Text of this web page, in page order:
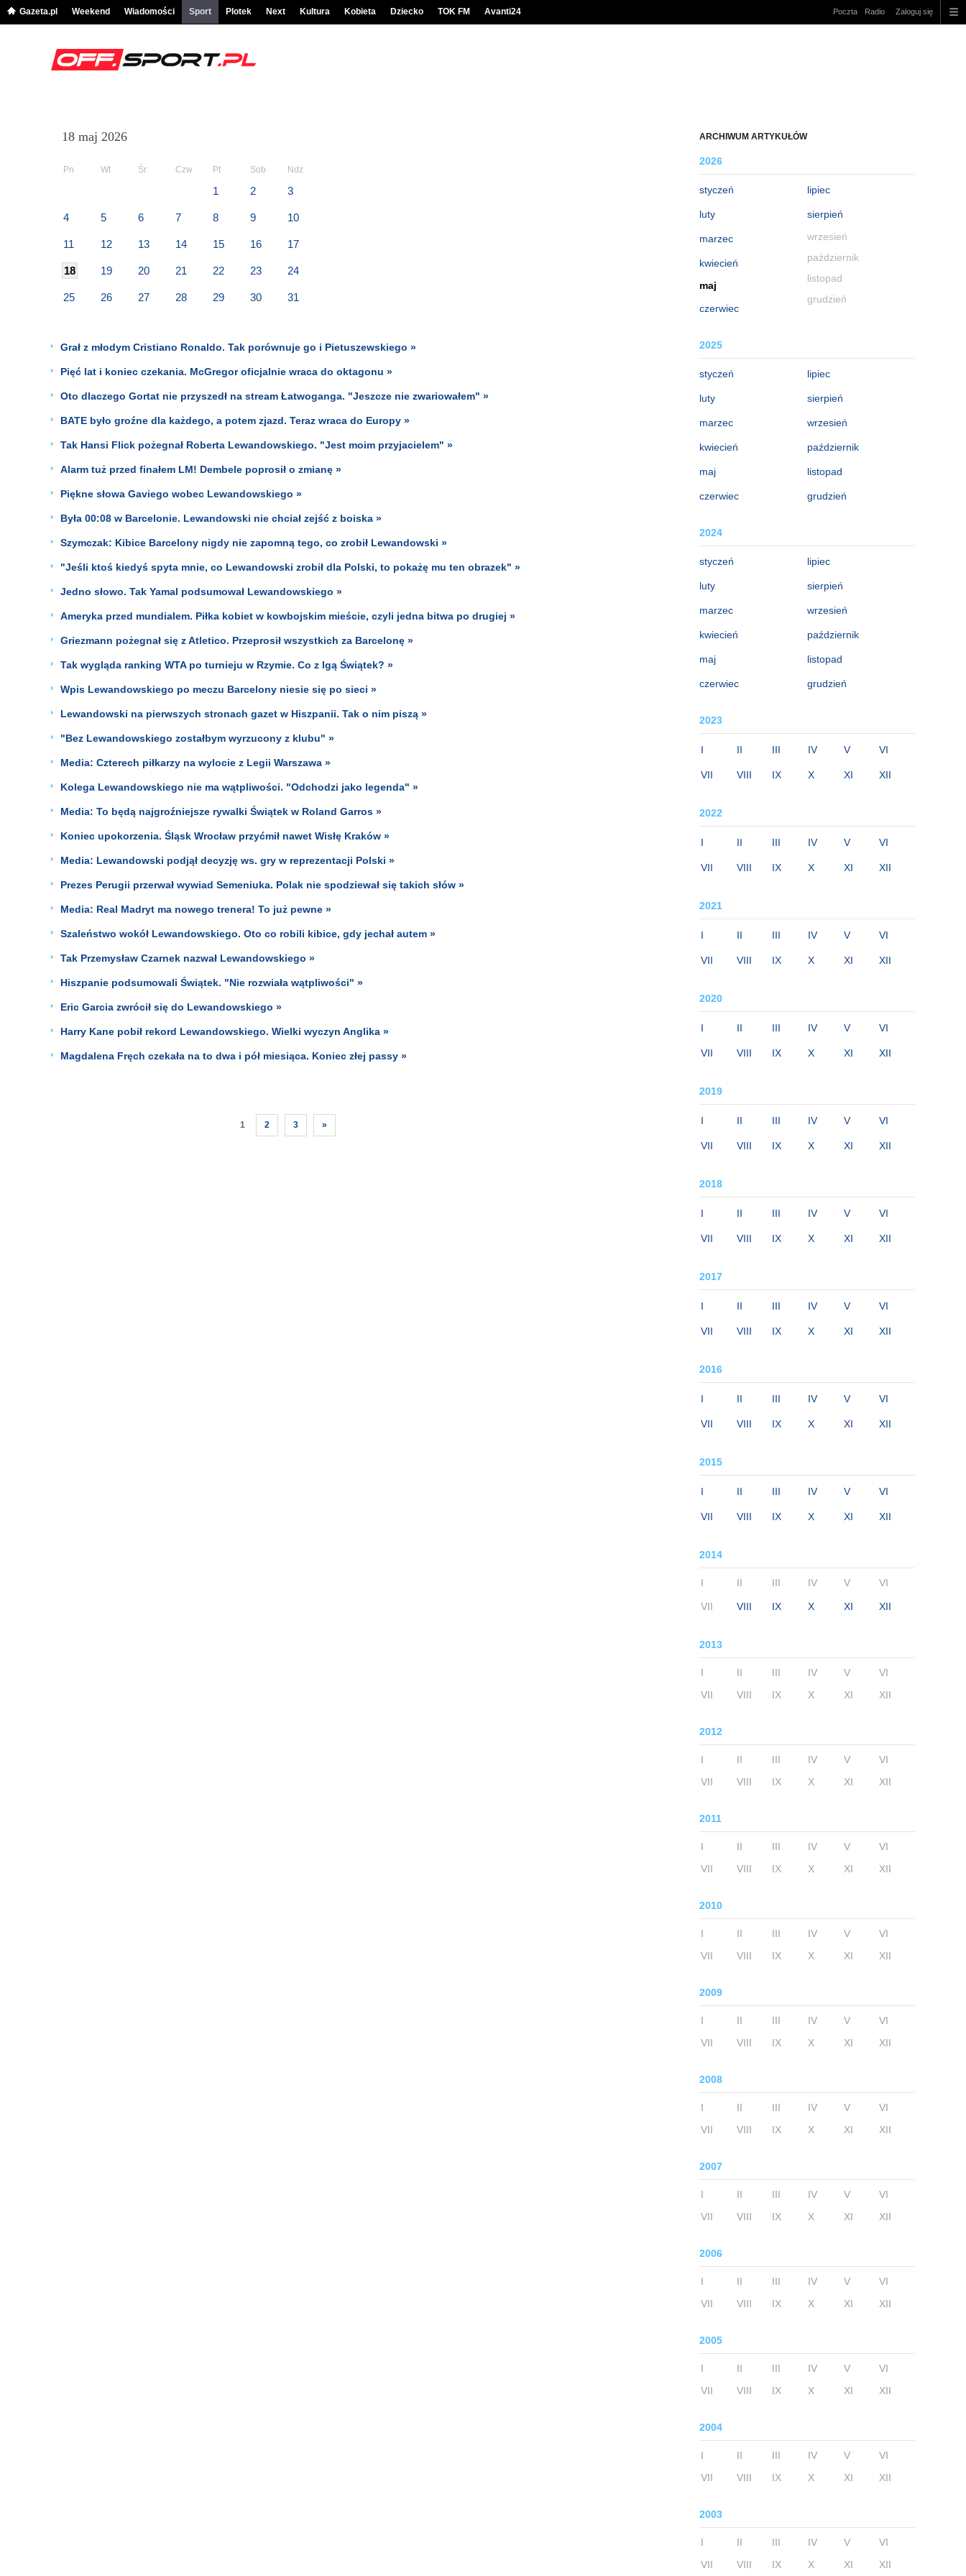
Gazeta.pl Weekend Wiadomości Sport Plotek Next Kultura Kobieta Dziecko TOK FM Avanti24 Poczta Radio Zaloguj się
ARCHIWUM ARTYKUŁÓW
2026
styczeń
luty
marzec
kwiecień
maj
czerwiec
lipiec
sierpień
wrzesień
październik
listopad
grudzień
2025
styczeń
luty
marzec
kwiecień
maj
czerwiec
lipiec
sierpień
wrzesień
październik
listopad
grudzień
2024
styczeń
luty
marzec
kwiecień
maj
czerwiec
lipiec
sierpień
wrzesień
październik
listopad
grudzień
2023
I II III IV V VI
VII VIII IX X XI XII
2022
I II III IV V VI
VII VIII IX X XI XII
2021
I II III IV V VI
VII VIII IX X XI XII
2020
I II III IV V VI
VII VIII IX X XI XII
2019
I II III IV V VI
VII VIII IX X XI XII
2018
I II III IV V VI
VII VIII IX X XI XII
2017
I II III IV V VI
VII VIII IX X XI XII
2016
I II III IV V VI
VII VIII IX X XI XII
2015
I II III IV V VI
VII VIII IX X XI XII
2014
I II III IV V VI
VII VIII IX X XI XII
2013
I II III IV V
VI
VII
VIII IX X XI XII
2012
I II III IV V
VI
VII
VIII IX X XI XII
2011
I II III IV V
VI
VII
VIII IX X XI XII
2010
I II III IV V
VI
VII
VIII IX X XI XII
2009
I II III IV V
VI
VII
VIII IX X XI XII
2008
I II III IV V
VI
VII
VIII IX X XI XII
2007
I II III IV V
VI
VII
VIII IX X XI XII
2006
I II III IV V
VI
VII
VIII IX X XI XII
2005
I II III IV V
VI
VII
VIII IX X XI XII
2004
I II III IV V
VI
VII
VIII IX X XI XII
2003
I II III IV V
VI
VII
VIII IX X XI XII
18 maj 2026
Pn Wt Śr Czw Pt Sob Ndz
1 2 3
4 5 6 7 8 9 10
11 12 13 14 15 16 17
18 19 20 21 22 23 24
25 26 27 28 29 30 31
Grał z młodym Cristiano Ronaldo. Tak porównuje go i Pietuszewskiego »
Pięć lat i koniec czekania. McGregor oficjalnie wraca do oktagonu »
Oto dlaczego Gortat nie przyszedł na stream Łatwoganga. "Jeszcze nie zwariowałem" »
BATE było groźne dla każdego, a potem zjazd. Teraz wraca do Europy »
Tak Hansi Flick pożegnał Roberta Lewandowskiego. "Jest moim przyjacielem" »
Alarm tuż przed finałem LM! Dembele poprosił o zmianę »
Piękne słowa Gaviego wobec Lewandowskiego »
Była 00:08 w Barcelonie. Lewandowski nie chciał zejść z boiska »
Szymczak: Kibice Barcelony nigdy nie zapomną tego, co zrobił Lewandowski »
"Jeśli ktoś kiedyś spyta mnie, co Lewandowski zrobił dla Polski, to pokażę mu ten obrazek" »
Jedno słowo. Tak Yamal podsumował Lewandowskiego »
Ameryka przed mundialem. Piłka kobiet w kowbojskim mieście, czyli jedna bitwa po drugiej »
Griezmann pożegnał się z Atletico. Przeprosił wszystkich za Barcelonę »
Tak wygląda ranking WTA po turnieju w Rzymie. Co z Igą Świątek? »
Wpis Lewandowskiego po meczu Barcelony niesie się po sieci »
Lewandowski na pierwszych stronach gazet w Hiszpanii. Tak o nim piszą »
"Bez Lewandowskiego zostałbym wyrzucony z klubu" »
Media: Czterech piłkarzy na wylocie z Legii Warszawa »
Kolega Lewandowskiego nie ma wątpliwości. "Odchodzi jako legenda" »
Media: To będą najgroźniejsze rywalki Świątek w Roland Garros »
Koniec upokorzenia. Śląsk Wrocław przyćmił nawet Wisłę Kraków »
Media: Lewandowski podjął decyzję ws. gry w reprezentacji Polski »
Prezes Perugii przerwał wywiad Semeniuka. Polak nie spodziewał się takich słów »
Media: Real Madryt ma nowego trenera! To już pewne »
Szaleństwo wokół Lewandowskiego. Oto co robili kibice, gdy jechał autem »
Tak Przemysław Czarnek nazwał Lewandowskiego »
Hiszpanie podsumowali Świątek. "Nie rozwiała wątpliwości" »
Eric Garcia zwrócił się do Lewandowskiego »
Harry Kane pobił rekord Lewandowskiego. Wielki wyczyn Anglika »
Magdalena Fręch czekała na to dwa i pół miesiąca. Koniec złej passy »
1 2 3 »